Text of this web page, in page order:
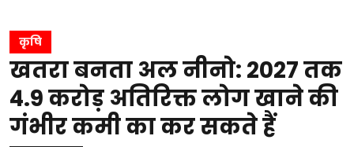
कृषि
खतरा बनता अल नीनो: 2027 तक
4.9 करोड़ अतिरिक्त लोग खाने की
गंभीर कमी का कर सकते हैं